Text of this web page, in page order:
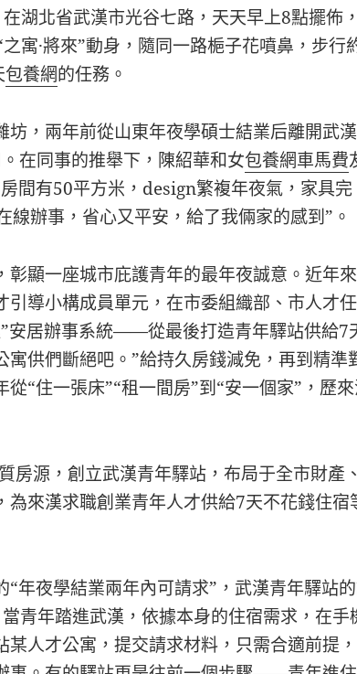
湖北省武漢市光谷七路，天天早上8點擺佈，
寓·將來”動身，隨同一路梔子花噴鼻，步行
包養網的任務。
坊，兩年前從山東年夜學碩士結業后離開武漢
在同事的推舉下，陳紹華和女包養網車馬費
間有50平方米，design繁複年夜氣，家具完
線辦事，省心又平安，給了我倆家的感到”。
彰顯一座城市庇護青年的最年夜誠意。近年來
引導小構成員單元，在市委組織部、市人才
安居辦事系統——從最後打造青年驛站供給7
寓供們斷絕吧。”給持久房錢減免，再到精準
“住一張床”“租一間房”到“安一個家”，歷
房源，創立武漢青年驛站，布局于全市財產、
為來漢求職創業青年人才供給7天不花錢住宿
“年夜學結業兩年內可請求”，武漢青年驛站
青年踏進武漢，依據本身的住宿需求，在手
某人才公寓，提交請求材料，只需合適前提